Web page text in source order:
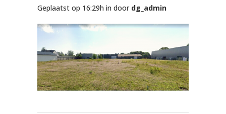
Geplaatst op 16:29h in door dg_admin